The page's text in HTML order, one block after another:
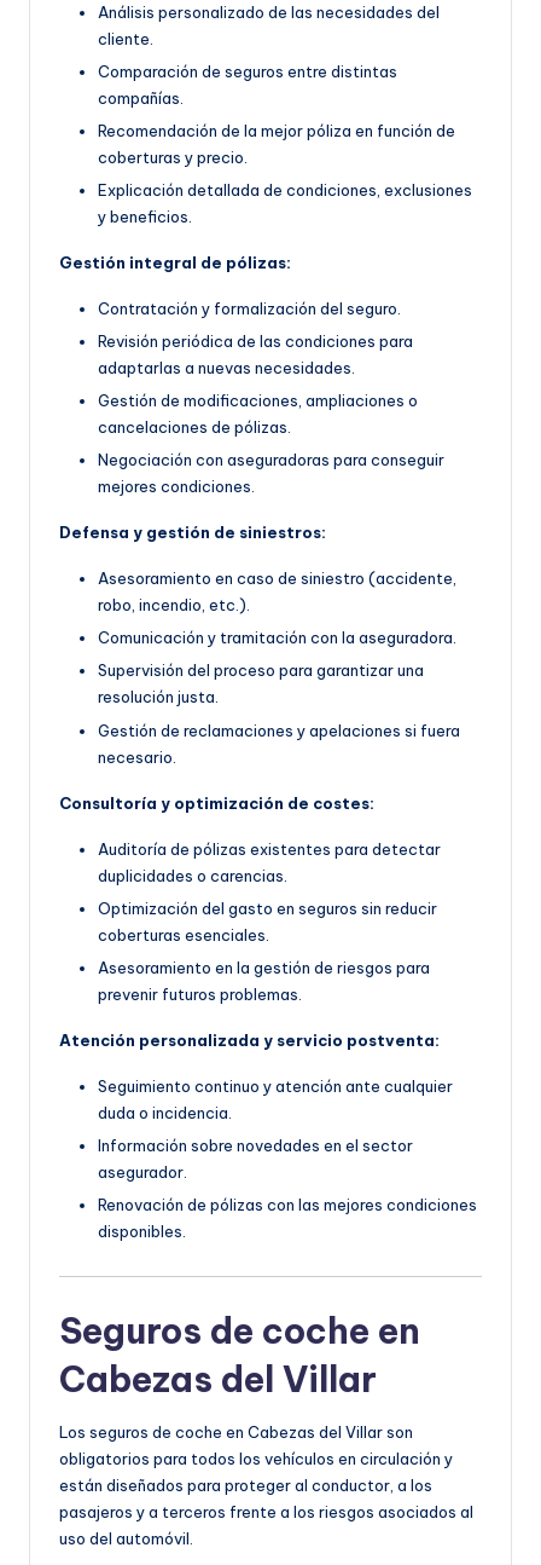
Análisis personalizado de las necesidades del
cliente.
Comparación de seguros entre distintas
compañías.
Recomendación de la mejor póliza en función de
coberturas y precio.
Explicación detallada de condiciones, exclusiones
y beneficios.
Gestión integral de pólizas:
Contratación y formalización del seguro.
Revisión periódica de las condiciones para
adaptarlas a nuevas necesidades.
Gestión de modificaciones, ampliaciones o
cancelaciones de pólizas.
Negociación con aseguradoras para conseguir
mejores condiciones.
Defensa y gestión de siniestros:
Asesoramiento en caso de siniestro (accidente,
robo, incendio, etc.).
Comunicación y tramitación con la aseguradora.
Supervisión del proceso para garantizar una
resolución justa.
Gestión de reclamaciones y apelaciones si fuera
necesario.
Consultoría y optimización de costes:
Auditoría de pólizas existentes para detectar
duplicidades o carencias.
Optimización del gasto en seguros sin reducir
coberturas esenciales.
Asesoramiento en la gestión de riesgos para
prevenir futuros problemas.
Atención personalizada y servicio postventa:
Seguimiento continuo y atención ante cualquier
duda o incidencia.
Información sobre novedades en el sector
asegurador.
Renovación de pólizas con las mejores condiciones
disponibles.
Seguros de coche en
Cabezas del Villar
Los seguros de coche en Cabezas del Villar son
obligatorios para todos los vehículos en circulación y
están diseñados para proteger al conductor, a los
pasajeros y a terceros frente a los riesgos asociados al
uso del automóvil.